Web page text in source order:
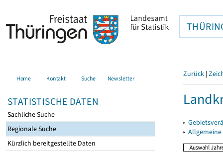
Home Kontakt Suche Newsletter
STATISTISCHE DATEN
Sachliche Suche
Regionale Suche
Kürzlich bereitgestellte Daten
Zurück |
▸
▸